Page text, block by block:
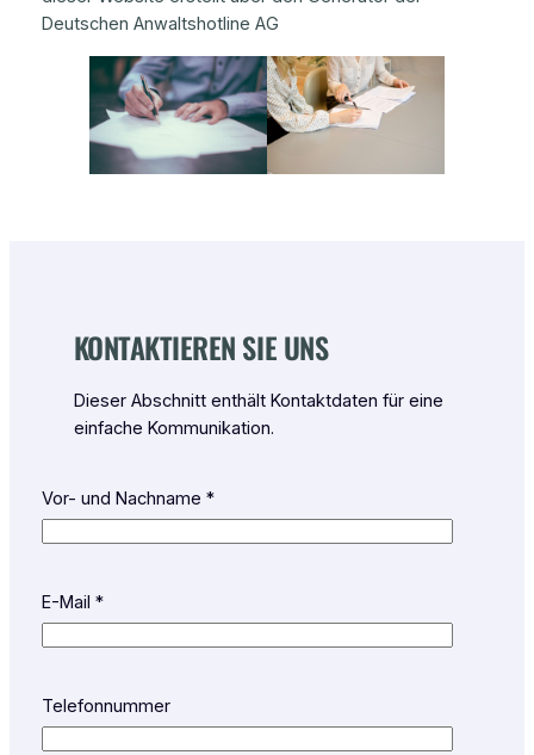
Deutschen Anwaltshotline AG
KONTAKTIEREN SIE UNS
Dieser Abschnitt enthält Kontaktdaten für eine
einfache Kommunikation.
Vor- und Nachname *
E-Mail *
Telefonnummer